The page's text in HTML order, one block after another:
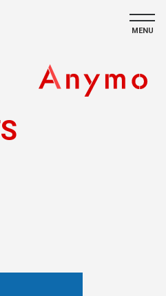
について
MENU